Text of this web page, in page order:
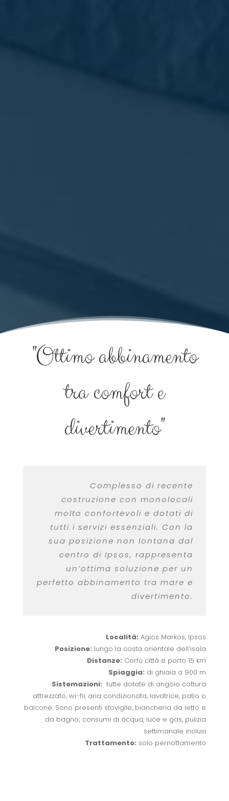
"Ottimo abbinamento
tra comfort e
divertimento"
Complesso di recente
costruzione con monolocali
molto confortevoli e dotati di
tutti i servizi essenziali. Con la
sua posizione non lontana dal
centro di Ipsos, rappresenta
un’ottima soluzione per un
perfetto abbinamento tra mare e
divertimento.
Località: Agios Markos, Ipsos
Posizione: lungo la costa orientale dell’isola
Distanze: Corfù città e porto 15 km
Spiaggia: di ghiaia a 900 m
Sistemazioni: tutte dotate di angolo cottura
attrezzato, wi-fii, aria condizionata, lavatrice, patio o
balcone. Sono presenti stoviglie, biancheria da letto e
da bagno; consumi di acqua, luce e gas, pulizia
settimanale inclusi
Trattamento: solo pernottamento